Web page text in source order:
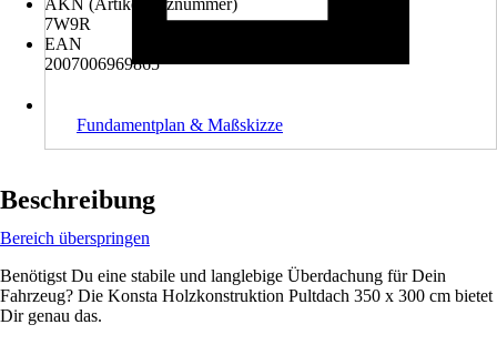
AKN (Artikelkurznummer)
7W9R
EAN
2007006969865
Fundamentplan & Maßskizze
Beschreibung
Bereich überspringen
Benötigst Du eine stabile und langlebige Überdachung für Dein
Fahrzeug? Die Konsta Holzkonstruktion Pultdach 350 x 300 cm bietet
Dir genau das.